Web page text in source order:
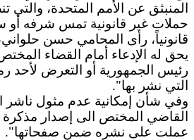
المنبثق عن الأمم المتحدة،
حملات غير قانونية تمس شرفه
يحق له الإدعاء أمام القضاء
رئيس الجمهورية أو التعرض لأحد
التي نشر بها".
وفي شأن إمكانية عدم مثول ناشر
القاضي المختص الى إصدار مذكرة
عملت على نشره ضمن صفحاتها".